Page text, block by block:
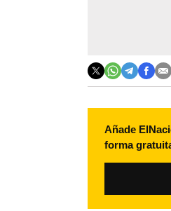
Añade
forma